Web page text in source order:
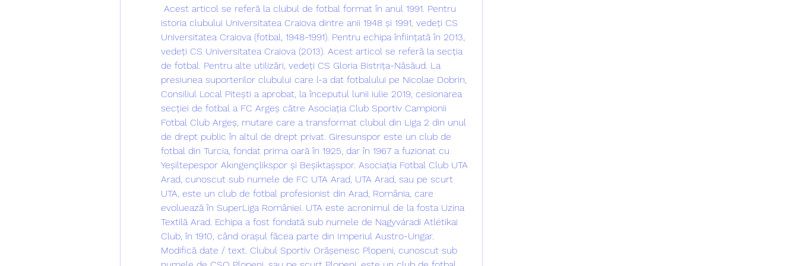
istoria clubului Universitatea Craiova dintre anii 1948 și 1991, vedeți CS
Universitatea Craiova (fotbal, 1948-1991). Pentru echipa înființată în 2013,
vedeți CS Universitatea Craiova (2013). Acest articol se referă la secția
de fotbal. Pentru alte utilizări, vedeți CS Gloria Bistrița-Năsăud. La
presiunea suporterilor clubului care l-a dat fotbalului pe Nicolae Dobrin,
Consiliul Local Pitești a aprobat, la începutul lunii iulie 2019, cesionarea
secției de fotbal a FC Argeș către Asociația Club Sportiv Campionii
Fotbal Club Argeș, mutare care a transformat clubul din Liga 2 din unul
de drept public în altul de drept privat. Giresunspor este un club de
fotbal din Turcia, fondat prima oară în 1925, dar în 1967 a fuzionat cu
Yeșiltepespor Akıngençlikspor și Beșiktașspor. Asociația Fotbal Club UTA
Arad, cunoscut sub numele de FC UTA Arad, UTA Arad, sau pe scurt
UTA, este un club de fotbal profesionist din Arad, România, care
evoluează în SuperLiga României. UTA este acronimul de la fosta Uzina
Textilă Arad. Echipa a fost fondată sub numele de Nagyváradi Atlétikai
Club, în 1910, când orașul făcea parte din Imperiul Austro-Ungar.
Modifică date / text. Clubul Sportiv Orășenesc Plopeni, cunoscut sub